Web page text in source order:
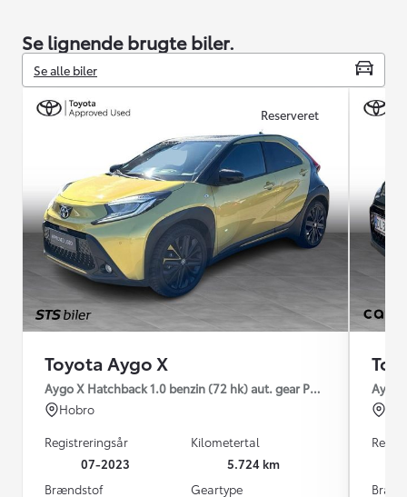
Se lignende brugte biler.
Se alle biler
Reserveret
Toyota Aygo X
Aygo X Hatchback 1.0 benzin (72 hk) aut. gear Pulse Edition -
Hobro
Registreringsår
07-2023
Kilometertal
5.724 km
Brændstof
Geartype
Aygo